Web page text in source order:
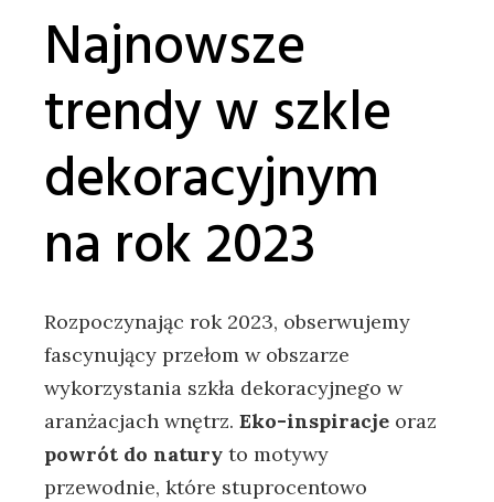
Najnowsze
trendy w szkle
dekoracyjnym
na rok 2023
Rozpoczynając rok 2023, obserwujemy
fascynujący przełom⁢ w obszarze
wykorzystania szkła dekoracyjnego ‌w
aranżacjach wnętrz.Eko-inspiracje oraz
powrót‍ do⁢ natury to motywy
przewodnie,⁤ które stuprocentowo